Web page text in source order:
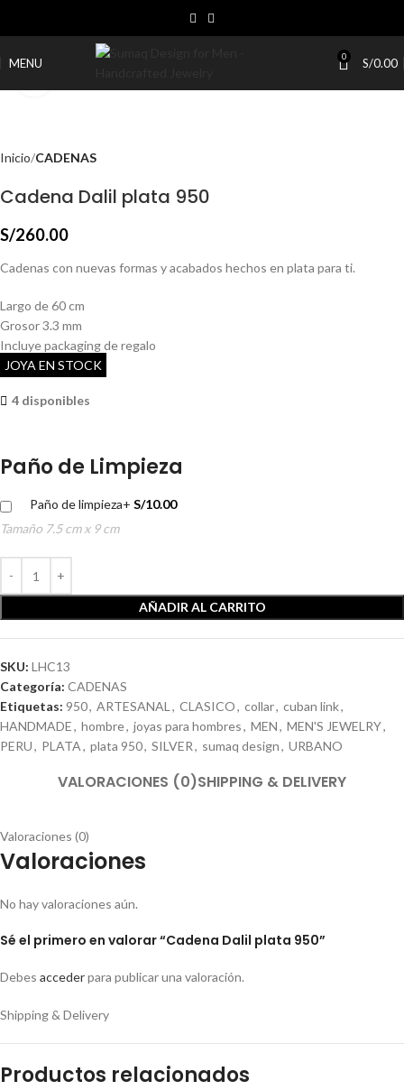
MENU 0 S/0.00
Inicio CADENAS
Cadena Dalil plata 950
S/260.00
Cadenas con nuevas formas y acabados hechos en plata para ti.
Largo de 60 cm
Grosor 3.3 mm
Incluye packaging de regalo
JOYA EN STOCK
4 disponibles
Paño de Limpieza
Paño de limpieza+ S/10.00
Tamaño 7.5 cm x 9 cm
AÑADIR AL CARRITO
SKU: LHC13
Categoría: CADENAS
Etiquetas: 950, ARTESANAL , CLASICO, collar, cuban link,
HANDMADE, hombre, joyas para hombres, MEN, MEN'S JEWELRY,
PERU, PLATA, plata 950, SILVER, sumaq design, URBANO
VALORACIONES (0)SHIPPING & DELIVERY
Valoraciones (0)
Valoraciones
No hay valoraciones aún.
Sé el primero en valorar “Cadena Dalil plata 950”
Debes accederpara publicar una valoración.
Shipping & Delivery
Productos relacionados